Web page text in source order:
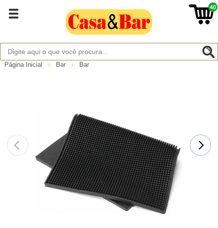
40
Página Inicial Bar Bar